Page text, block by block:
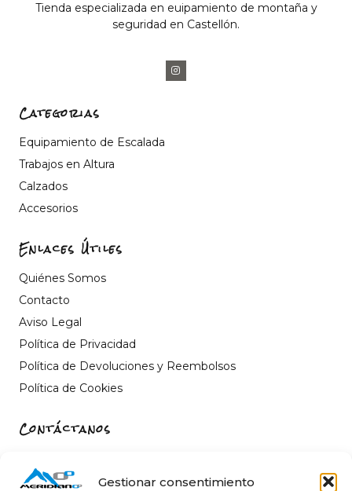
Gestionar consentimiento
Tienda especializada en euipamiento de montaña y
seguridad en Castellón.
Categorias
Equipamiento de Escalada
Trabajos en Altura
Calzados
Accesorios
Enlaces Útiles
Quiénes Somos
Contacto
Aviso Legal
Política de Privacidad
Política de Devoluciones y Reembolsos
Política de Cookies
Contáctanos
Castelló